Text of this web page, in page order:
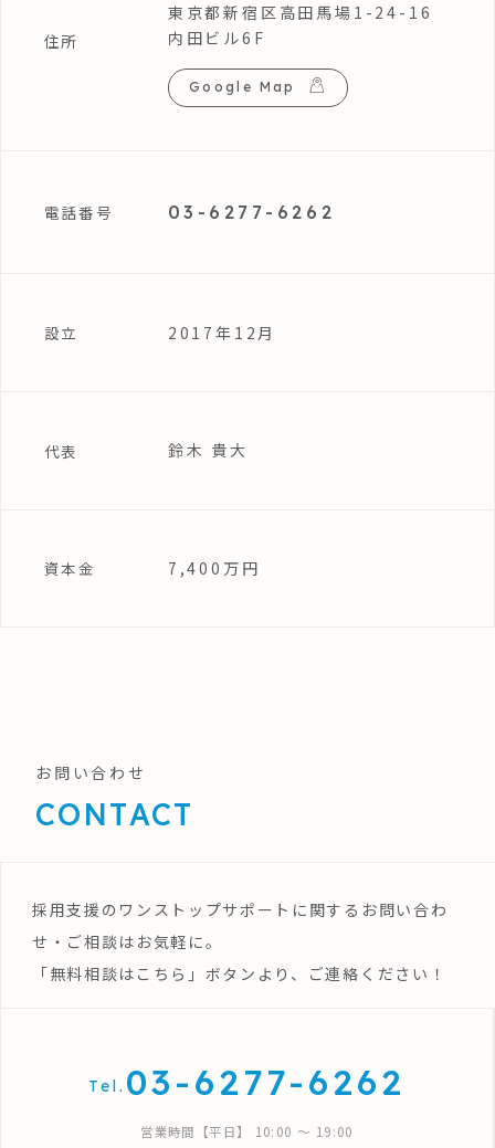
住所
東京都新宿区高田馬場1-24-16
内田ビル6F
Google Map
電話番号 03-6277-6262
設立 2017年12月
代表 鈴木 貴大
資本金 7,400万円
お問い合わせ
CONTACT
採用支援のワンストップサポートに関するお問い合わ
せ・ご相談はお気軽に。
「無料相談はこちら」ボタンより、ご連絡ください！
Tel. 03-6277-6262
営業時間【平日】 10:00 〜 19:00